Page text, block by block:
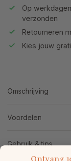
Op
verzonden
Retourneren
Kies jouw
Omschrijving
Voordelen
Gebruik & tips